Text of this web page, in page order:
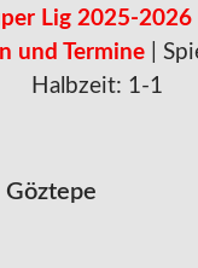
Lig 2025-2026
und Termine
|
Halbzeit: 1-1
Göztepe